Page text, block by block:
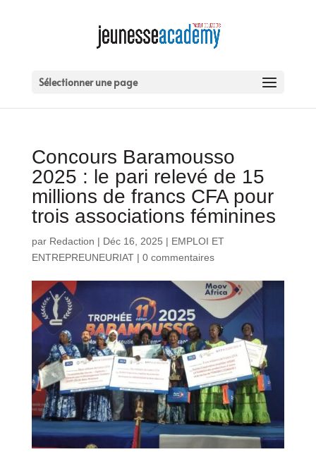
Sélectionner une page
Concours Baramousso
2025 : le pari relevé de 15
millions de francs CFA pour
trois associations féminines
par Redaction | Déc 16, 2025 | EMPLOI ET
ENTREPREUNEURIAT| 0 commentaires